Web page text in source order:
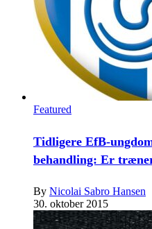
Featured
Tidligere EfB-
behandling: Er
By Nicolai Sabro Hansen
30. oktober 2015